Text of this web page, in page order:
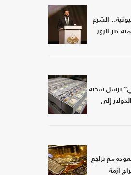
الشرع
دير الزور
يرسل شحنة
إلى
مع تراجع
أزمة